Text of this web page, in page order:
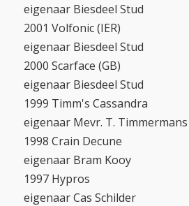
eigenaar Biesdeel Stud
2001 Volfonic (IER)
eigenaar Biesdeel Stud
2000 Scarface (GB)
eigenaar Biesdeel Stud
1999 Timm's Cassandra
eigenaar Mevr. T. Timmermans
1998 Crain Decune
eigenaar Bram Kooy
1997 Hypros
eigenaar Cas Schilder